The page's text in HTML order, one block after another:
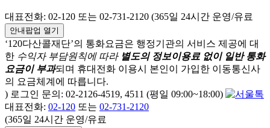
대표전화: 02-120 또는 02-731-2120 (365일 24시간 운영/유료
안내팝업 열기
‘120다산콜재단’의 통화요금은 행정기관의 서비스 제공에 대
한 수익자 부담원칙에 따라 별도의 정보이용료 없이 일반 통화
요금이 부과되며 휴대전화 이용시 본인이 가입한 이동통신사
의 요금체계에 따릅니다.
) 로그인 문의: 02-2126-4519, 4511 (평일 09:00~18:00)
대표전화: 02-120 또는 02-731-2120
(365일 24시간 운영/유료